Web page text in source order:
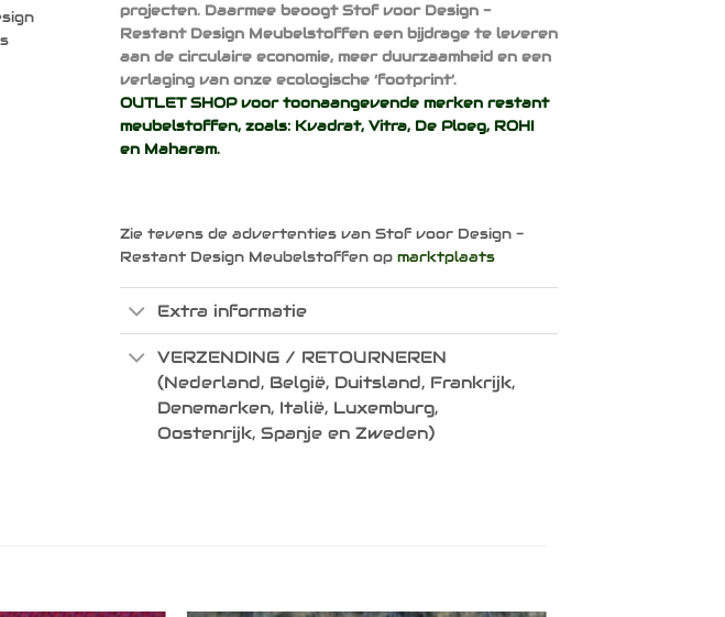
projecten. Daarmee beoogt Stof voor Design -
Restant Design Meubelstoffen een bijdrage te leveren
aan de circulaire economie, meer duurzaamheid en een
verlaging van onze ecologische ‘footprint’.
OUTLET SHOP voor toonaangevende merken restant
meubelstoffen, zoals: Kvadrat, Vitra, De Ploeg, ROHI
en Maharam.
Zie tevens de advertenties van Stof voor Design -
Restant Design Meubelstoffen op marktplaats
Extra informatie
VERZENDING / RETOURNEREN
(Nederland, België, Duitsland, Frankrijk,
Denemarken, Italië, Luxemburg,
Oostenrijk, Spanje en Zweden)